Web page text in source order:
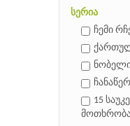
სერია
ჩემი
15